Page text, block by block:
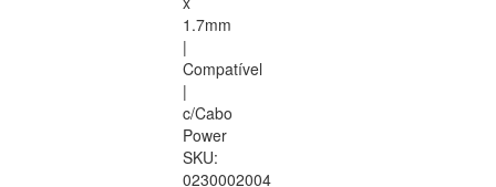
1.7mm
|
Compatível
|
c/Cabo
Power
SKU:
0230002004